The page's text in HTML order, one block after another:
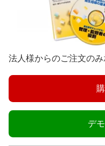
法人様からのご注文の
デ